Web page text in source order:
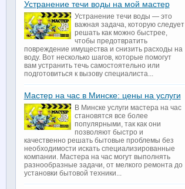
Устранение течи воды на мой мастер
Устранение течи воды — это
важная задача, которую следует
решать как можно быстрее,
чтобы предотвратить
повреждение имущества и снизить расходы на
воду. Вот несколько шагов, которые помогут
вам устранить течь самостоятельно или
подготовиться к вызову специалиста...
Мастер на час в Минске: цены на услуги
В Минске услуги мастера на час
становятся все более
популярными, так как они
позволяют быстро и
качественно решать бытовые проблемы без
необходимости искать специализированные
компании. Мастера на час могут выполнять
разнообразные задачи, от мелкого ремонта до
установки бытовой техники...